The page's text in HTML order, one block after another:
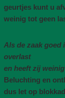
geurtjes kunt u
weinig tot geen
Als de zaak goed
overlast
en heeft zij
Beluchting en
dus let op